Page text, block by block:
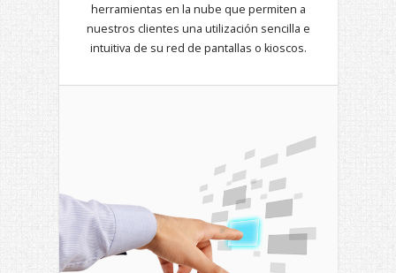
herramientas en la nube que permiten a
nuestros clientes una utilización sencilla e
intuitiva de su red de pantallas o kioscos.